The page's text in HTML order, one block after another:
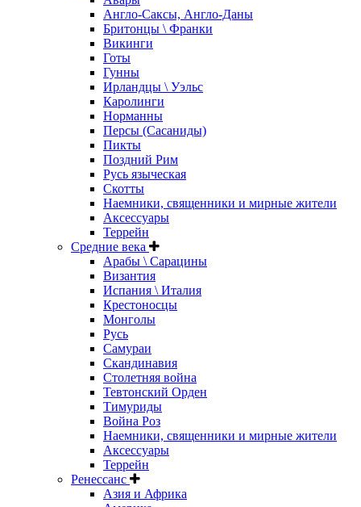
Англо-Саксы, Англо-Даны
Бритонцы \ Франки
Викинги
Готы
Гунны
Ирландцы \ Уэльс
Каролинги
Норманны
Персы (Сасаниды)
Пикты
Поздний Рим
Русь языческая
Скотты
Наемники, священники и мирные жители
Аксессуары
Террейн
Средние века
Арабы \ Сарацины
Византия
Испания \ Италия
Крестоносцы
Монголы
Русь
Самураи
Скандинавия
Столетняя война
Тевтонский Орден
Тимуриды
Война Роз
Наемники, священники и мирные жители
Аксессуары
Террейн
Ренессанс
Азия и Африка